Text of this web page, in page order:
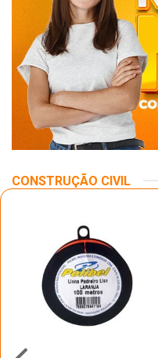
CONSTRUÇÃO CIVIL